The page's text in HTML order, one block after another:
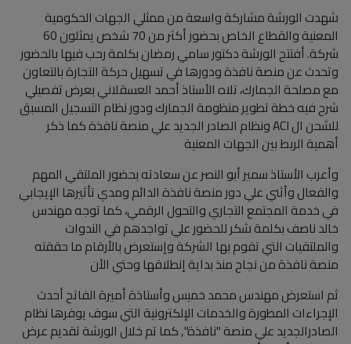
شهدت الورشة مشاركة واسعة من ممثلي الجهات الحكومية
المعنية والقطاع الخاص بحضور أكثر من 70 شخص يمثلون 60
شركة. أفتتح الورشة دكتور سامي رمضان بكلمة رحب فيها بالحضور
وتحدث عن منصة نافذة ودورها في تسهيل حركة التجارة بالتعاون
مع مصلحة الجمارك، تلاه الأستاذ أحمد العسقلاني بعرض تفصيلي
شرح فيه خطة تطوير منظومة الجمارك ودور نظام التسجيل المسبق
للشحن ال ACI ونظام الصادر الجديد علي منصة نافذة كما ذكر
أهمية الربط بين الجهات المعنية
وأعرب الأستاذ سمير أبو النصر عن سعادته بحضور الملتقي المهم
والفعال وأثني علي دور منصة نافذة الدائم ومدي تأثيرها الإيجابي
في خدمة المجتمع التجاري والتحول الرقمي، كما توجه مهندس
خالد ناصف بكلمة شكر للحضور علي تواجدهم في الندوات
والملتقيات التي تقوم بها الشركة وإستعرض بالأرقام ما حققته
منصة نافذة من نجاح منذ بداية إنطلاقها وحتي الأن
ثم استعرض مهندس محمد خميس وأستاذة أميرة الفاتح أحدث
الإجراءات المطورة والخدمات الإلكترونية التي سوف يوفرها نظام
الصادرالجديد علي منصة "نافذة", كما تم خلال الورشة تقديم عرض